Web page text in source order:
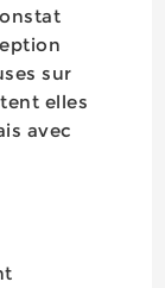
sur
elles
avec